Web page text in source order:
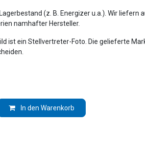
(z. B. Energizer u.a.). Wir liefern
namhafter Hersteller.
ist ein Stellvertreter-Foto. Die gelieferte
In den Warenkorb